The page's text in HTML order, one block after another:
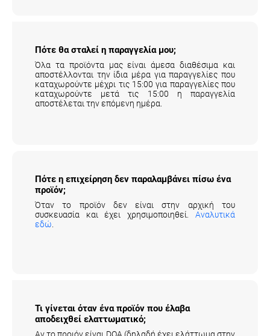
Πότε θα σταλεί η παραγγελία μου;
Όλα τα προϊόντα μας είναι άμεσα διαθέσιμα και
αποστέλλονται την ίδια μέρα για παραγγελίες που
καταχωρούντε μέχρι τις 15:00 για παραγγελίες που
καταχωρούντε μετά τις 15:00 η παραγγελία
αποστέλεται την επόμενη ημέρα.
Πότε η επιχείρηση δεν παραλαμβάνει πίσω ένα
προϊόν;
Όταν το προϊόν δεν είναι στην αρχική του
συσκευασία και έχει χρησιμοποιηθεί.
Αναλυτικά
εδώ
Τι γίνεται όταν ένα προϊόν που έλαβα
αποδειχθεί ελαττωματικό;